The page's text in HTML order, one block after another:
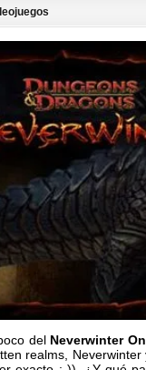
del Neverwinter
realms,